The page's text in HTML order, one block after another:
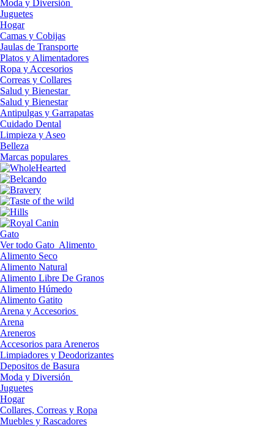
Moda y Diversión
Juguetes
Hogar
Camas y Cobijas
Jaulas de Transporte
Platos y Alimentadores
Ropa y Accesorios
Correas y Collares
Salud y Bienestar
Salud y Bienestar
Antipulgas y Garrapatas
Cuidado Dental
Limpieza y Aseo
Belleza
Marcas populares
Gato
Ver todo Gato Alimento
Alimento Seco
Alimento Natural
Alimento Libre De Granos
Alimento Húmedo
Alimento Gatito
Arena y Accesorios
Arena
Areneros
Accesorios para Areneros
Limpiadores y Deodorizantes
Depositos de Basura
Moda y Diversión
Juguetes
Hogar
Collares, Correas y Ropa
Muebles y Rascadores